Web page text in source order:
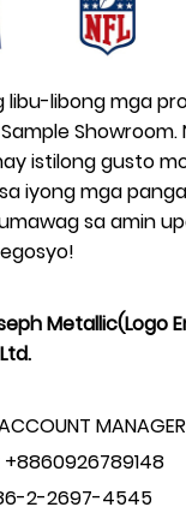
libong mga
Showroom.
istilong gusto
iyong mga
sa amin
Metallic(Logo
MANAGER
2-2697-4545